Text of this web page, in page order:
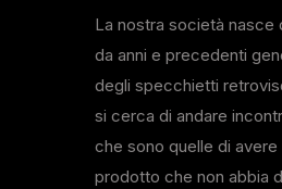
La nostra società nasce
da anni e precedenti
degli specchietti
si cerca di andare
che sono quelle di
prodotto che non abbia